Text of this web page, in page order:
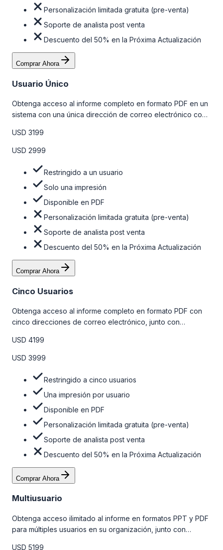
Personalización limitada gratuita (pre-venta)
Soporte de analista post venta
Descuento del 50% en la Próxima Actualización
Comprar Ahora
Usuario Único
Obtenga acceso al informe completo en formato PDF en un
sistema con una única dirección de correo electrónico con
la tabla de precios a continuación.
USD 3199
USD 2999
Restringido a un usuario
Solo una impresión
Disponible en PDF
Personalización limitada gratuita (pre-venta)
Soporte de analista post venta
Descuento del 50% en la Próxima Actualización
Comprar Ahora
Cinco Usuarios
Obtenga acceso al informe completo en formato PDF con
cinco direcciones de correo electrónico, junto con
venta y el soporte post-venta de nuestros analistas. Para
obtener más información, consulte la tabla de precios a
USD 4199
USD 3999
Restringido a cinco usuarios
Una impresión por usuario
Disponible en PDF
Personalización limitada gratuita (pre-venta)
Soporte de analista post venta
Descuento del 50% en la Próxima Actualización
Comprar Ahora
Multiusuario
Obtenga acceso ilimitado al informe en formatos PPT y PDF
para múltiples usuarios en su organización, junto con
USD 5199